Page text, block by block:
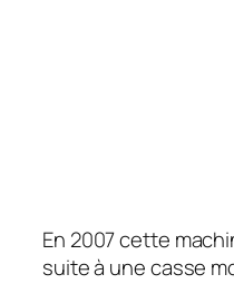
En 2007 cette
suite à une casse